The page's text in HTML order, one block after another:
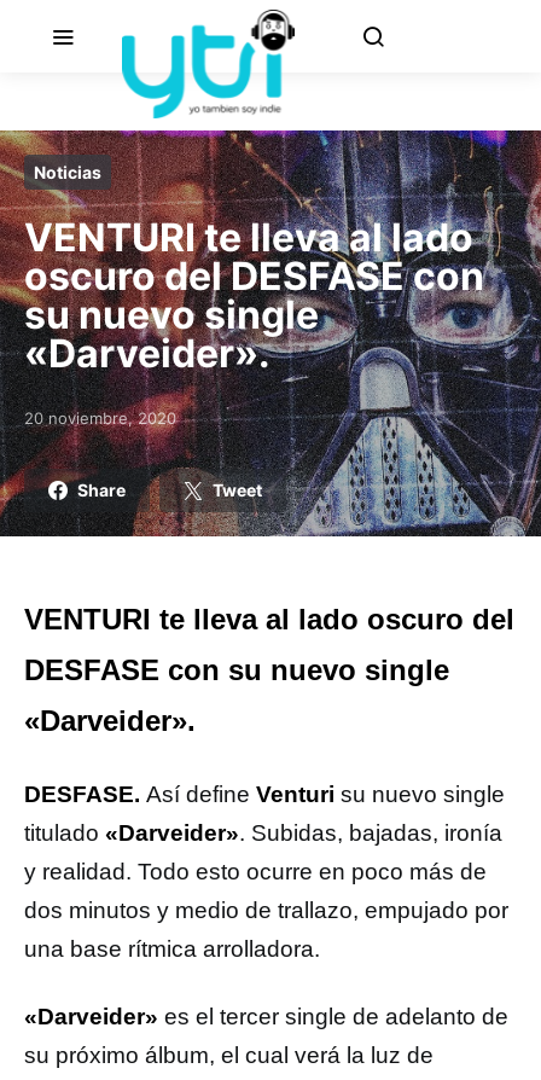
Noticias
VENTURI te lleva al lado
oscuro del DESFASE con
su nuevo single
«Darveider».
Posted on
20 noviembre, 2020
Share Tweet
VENTURI te lleva al lado oscuro del
DESFASE con su nuevo single
«Darveider».
DESFASE. Así define Venturi su nuevo single
titulado «Darveider». Subidas, bajadas, ironía
y realidad. Todo esto ocurre en poco más de
dos minutos y medio de trallazo, empujado por
una base rítmica arrolladora.
«Darveider» es el tercer single de adelanto de
su próximo álbum, el cual verá la luz de